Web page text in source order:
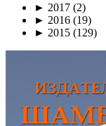
► 2017 (2)
► 2016 (19)
► 2015 (129)